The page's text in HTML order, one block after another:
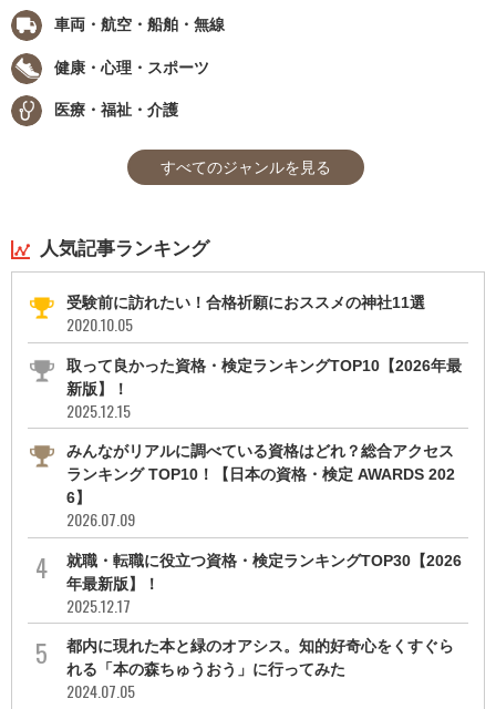
車両・航空・船舶・無線
健康・心理・スポーツ
医療・福祉・介護
すべてのジャンルを見る
人気記事ランキング
受験前に訪れたい！合格祈願におススメの神社11選
2020.10.05
取って良かった資格・検定ランキングTOP10【2026年最
新版】！
2025.12.15
みんながリアルに調べている資格はどれ？総合アクセス
ランキング TOP10！【日本の資格・検定 AWARDS 202
6】
2026.07.09
就職・転職に役立つ資格・検定ランキングTOP30【2026
年最新版】！
2025.12.17
都内に現れた本と緑のオアシス。知的好奇心をくすぐら
れる「本の森ちゅうおう」に行ってみた
2024.07.05